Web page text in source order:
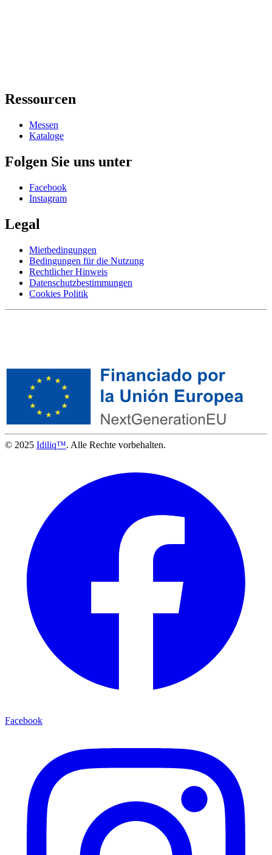
Ressourcen
Messen
Kataloge
Folgen Sie uns unter
Facebook
Instagram
Legal
Mietbedingungen
Bedingungen für die Nutzung
Rechtlicher Hinweis
Datenschutzbestimmungen
Cookies Politik
© 2025 Idiliq™. Alle Rechte vorbehalten.
Facebook